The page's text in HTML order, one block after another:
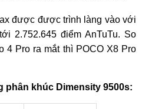
được được trình làng vào với
2.752.645 điểm AnTuTu. So
4 Pro ra mắt thì POCO X8 Pro
phân khúc Dimensity 9500s: